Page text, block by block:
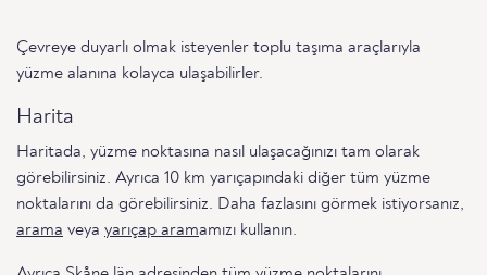
Çevreye duyarlı olmak isteyenler toplu taşıma araçlarıyla
yüzme alanına kolayca ulaşabilirler.
Harita
Haritada, yüzme noktasına nasıl ulaşacağınızı tam olarak
görebilirsiniz. Ayrıca 10 km yarıçapındaki diğer tüm yüzme
noktalarını da görebilirsiniz. Daha fazlasını görmek istiyorsanız,
arama veya yarıçap aramamızı kullanın.